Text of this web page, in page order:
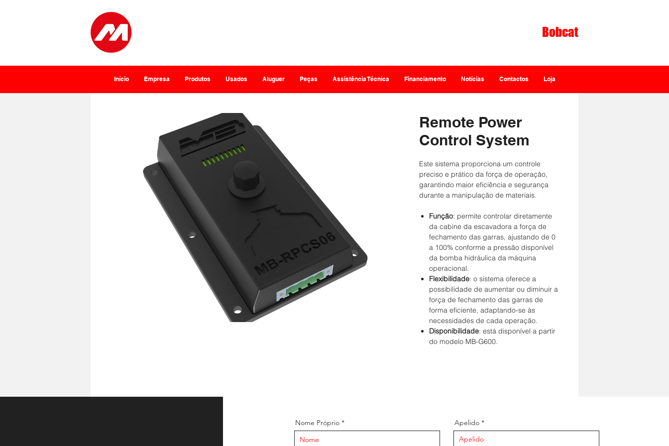
Bobcat
Início Empresa Produtos Usados Aluguer Peças Assistência Técnica Financiamento Notícias Contactos Loja
Remote Power
Control System
Este sistema proporciona um controle
preciso e prático da força de operação,
garantindo maior eficiência e segurança
durante a manipulação de materiais.
Função: permite controlar diretamente
da cabine da escavadora a força de
fechamento das garras, ajustando de 0
a 100% conforme a pressão disponível
da bomba hidráulica da máquina
operacional.
Flexibilidade: o sistema oferece a
possibilidade de aumentar ou diminuir a
força de fechamento das garras de
forma eficiente, adaptando-se às
necessidades de cada operação.
Disponibilidade: está disponível a partir
do modelo MB-G600.
Nome Próprio Apelido